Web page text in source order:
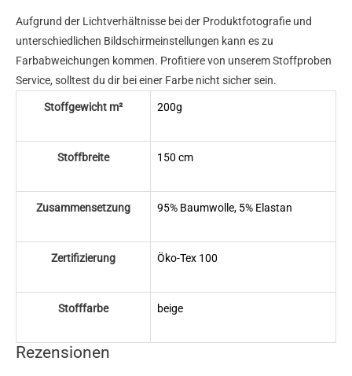
Aufgrund der Lichtverhältnisse bei der Produktfotografie und
unterschiedlichen Bildschirmeinstellungen kann es zu
Farbabweichungen kommen. Profitiere von unserem Stoffproben
Service, solltest du dir bei einer Farbe nicht sicher sein.
Stoffgewicht m² 200g
Stoffbreite 150 cm
Zusammensetzung 95% Baumwolle, 5% Elastan
Zertifizierung Öko-Tex 100
Stofffarbe beige
Rezensionen